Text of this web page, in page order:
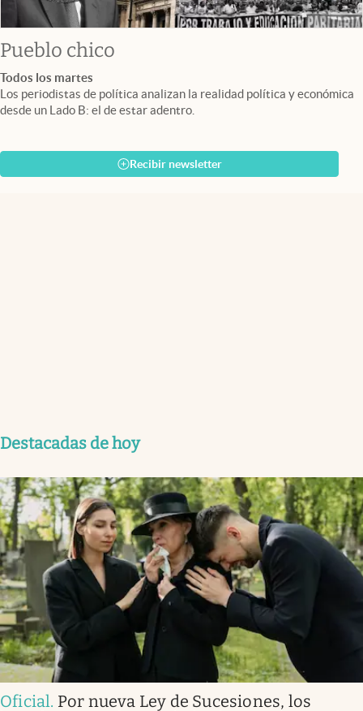
Pueblo chico
Todos los martes
Los periodistas de política analizan la realidad política y económica
desde un Lado B: el de estar adentro.
Recibir newsletter
Destacadas de hoy
Oficial. Por nueva Ley de Sucesiones, los